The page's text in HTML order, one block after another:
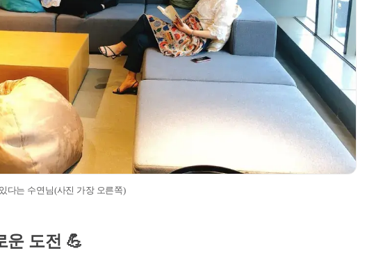
다는 수연님(사진 가장 오른쪽)
운 도전 💪